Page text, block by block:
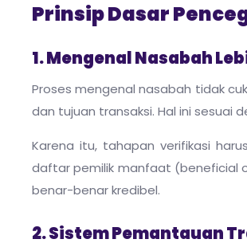
Prinsip Dasar
1. Mengenal Nasabah
Proses mengenal nasabah tidak
dan tujuan transaksi. Hal ini sesuai
Karena itu, tahapan verifikasi
daftar pemilik manfaat (beneficial
benar-benar kredibel.
2. Sistem Pemantauan